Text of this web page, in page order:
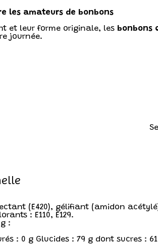
les amateurs de bonbons
et leur forme originale, les bonbons
journée.
(E420), gélifiant (amidon
: E110, E129.
:
: 0 g Glucides : 79 g dont sucres :